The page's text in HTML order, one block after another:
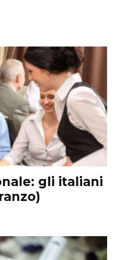
gli italiani